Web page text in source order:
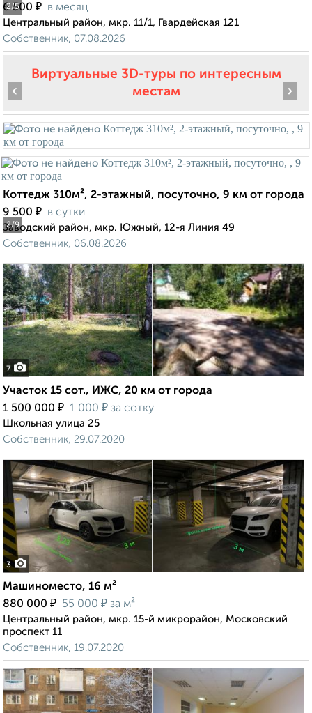
2/5
6 500 ₽ в месяц
Центральный район, мкр. 11/1, Гвардейская 121
Собственник, 07.08.2026
Виртуальные 3D-туры по интересным
местам
2/9
‹ ›
Коттедж 310м², 2-этажный, посуточно, 9 км от города
9 500 ₽ в сутки
Заводский район, мкр. Южный, 12-я Линия 49
Собственник, 06.08.2026
7
Участок 15 сот., ИЖС, 20 км от города
1 500 000 ₽ 1 000 ₽ за сотку
Школьная улица 25
Собственник, 29.07.2020
3
Машиноместо, 16 м²
880 000 ₽ 55 000 ₽ за м²
Центральный район, мкр. 15-й микрорайон, Московский
проспект 11
Собственник, 19.07.2020